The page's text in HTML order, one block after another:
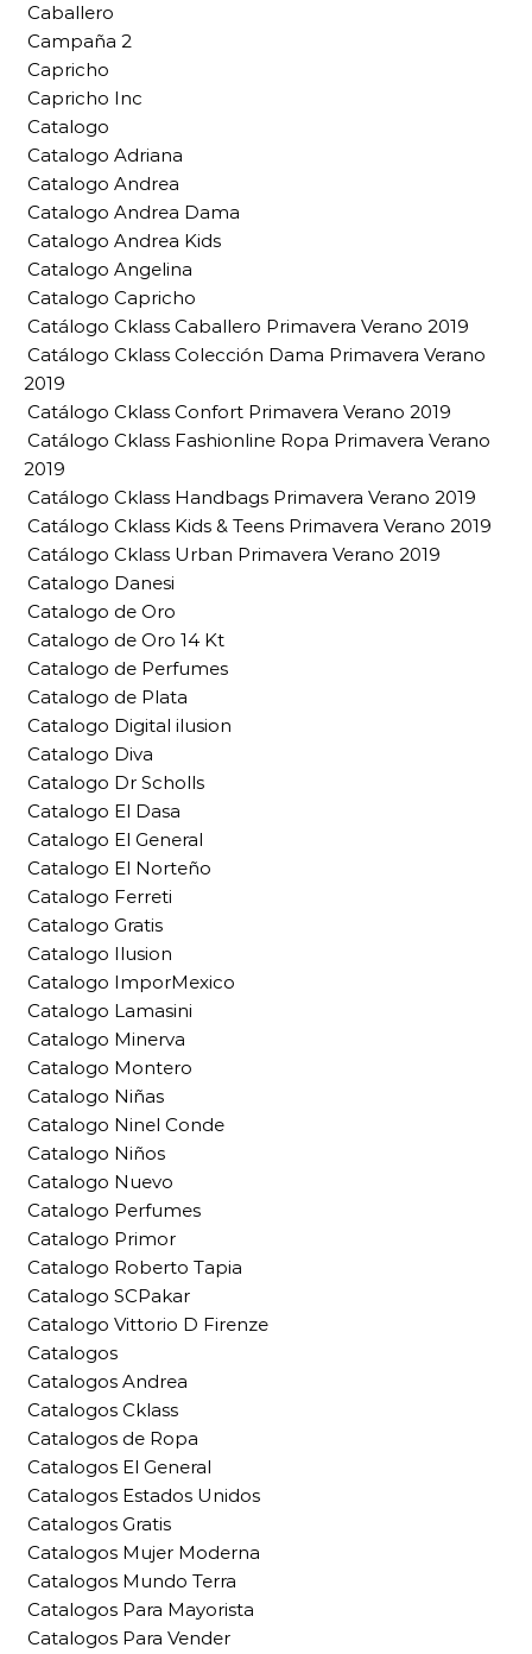
Caballero
Campaña 2
Capricho
Capricho Inc
Catalogo
Catalogo Adriana
Catalogo Andrea
Catalogo Andrea Dama
Catalogo Andrea Kids
Catalogo Angelina
Catalogo Capricho
Catálogo Cklass Caballero Primavera Verano 2019
Catálogo Cklass Colección Dama Primavera Verano
2019
Catálogo Cklass Confort Primavera Verano 2019
Catálogo Cklass Fashionline Ropa Primavera Verano
2019
Catálogo Cklass Handbags Primavera Verano 2019
Catálogo Cklass Kids & Teens Primavera Verano 2019
Catálogo Cklass Urban Primavera Verano 2019
Catalogo Danesi
Catalogo de Oro
Catalogo de Oro 14 Kt
Catalogo de Perfumes
Catalogo de Plata
Catalogo Digital ilusion
Catalogo Diva
Catalogo Dr Scholls
Catalogo El Dasa
Catalogo El General
Catalogo El Norteño
Catalogo Ferreti
Catalogo Gratis
Catalogo Ilusion
Catalogo ImporMexico
Catalogo Lamasini
Catalogo Minerva
Catalogo Montero
Catalogo Niñas
Catalogo Ninel Conde
Catalogo Niños
Catalogo Nuevo
Catalogo Perfumes
Catalogo Primor
Catalogo Roberto Tapia
Catalogo SCPakar
Catalogo Vittorio D Firenze
Catalogos
Catalogos Andrea
Catalogos Cklass
Catalogos de Ropa
Catalogos El General
Catalogos Estados Unidos
Catalogos Gratis
Catalogos Mujer Moderna
Catalogos Mundo Terra
Catalogos Para Mayorista
Catalogos Para Vender